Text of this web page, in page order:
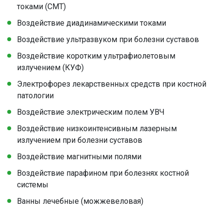
токами (СМТ)
Воздействие диадинамическими токами
Воздействие ультразвуком при болезни суставов
Воздействие коротким ультрафиолетовым
излучением (КУФ)
Электрофорез лекарственных средств при костной
патологии
Воздействие электрическим полем УВЧ
Воздействие низкоинтенсивным лазерным
излучением при болезни суставов
Воздействие магнитными полями
Воздействие парафином при болезнях костной
системы
Ванны лечебные (можжевеловая)